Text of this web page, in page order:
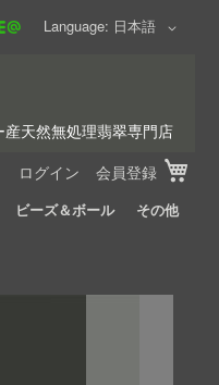
Language
日本語
ログイン 会員登録
産天然無処理翡翠専門店
ビーズ＆ボール その他